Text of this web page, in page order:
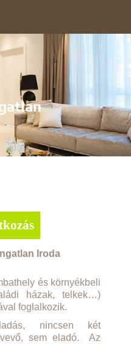
Iroda
és környékbeli
házak, telkek…)
foglalkozik.
nincsen két
sem eladó. Az